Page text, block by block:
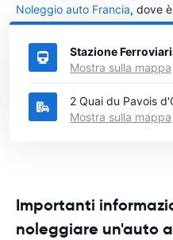
Noleggio auto Francia, dove
città in Francia si vuole
Stazione
Mostra sulla mappa
2 Quai du Pavois
Mostra sulla mappa
Importanti
noleggiare un'auto